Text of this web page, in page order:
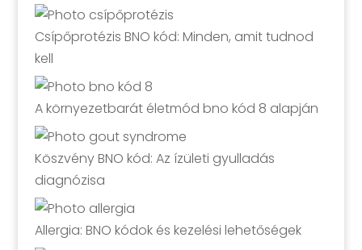
Csípőprotézis BNO kód: Minden, amit tudnod
kell
A környezetbarát életmód bno kód 8 alapján
Köszvény BNO kód: Az ízületi gyulladás
diagnózisa
Allergia: BNO kódok és kezelési lehetőségek